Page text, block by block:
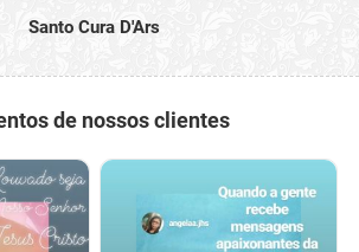
Santo Cura D'Ars
de nossos clientes